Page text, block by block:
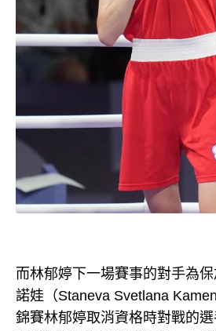
而林郁婷下一場賽事的對手為
諾娃（Staneva Svetlana
錦賽林郁婷取消資格時對戰的